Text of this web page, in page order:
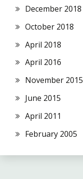
December 2018
October 2018
April 2018
April 2016
November 2015
June 2015
April 2011
February 2005